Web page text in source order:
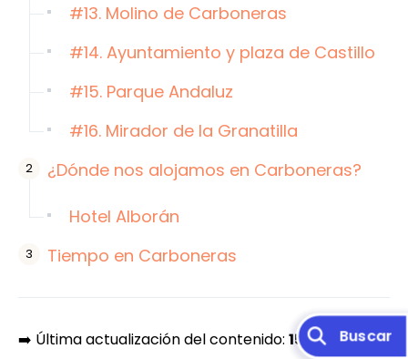
#13. Molino de Carboneras
#14. Ayuntamiento y plaza de Castillo
#15. Parque Andaluz
#16. Mirador de la Granatilla
¿Dónde nos alojamos en Carboneras?
Hotel Alborán
Tiempo en Carboneras
➡️ Última actualización del contenido: 15 julio, 2025